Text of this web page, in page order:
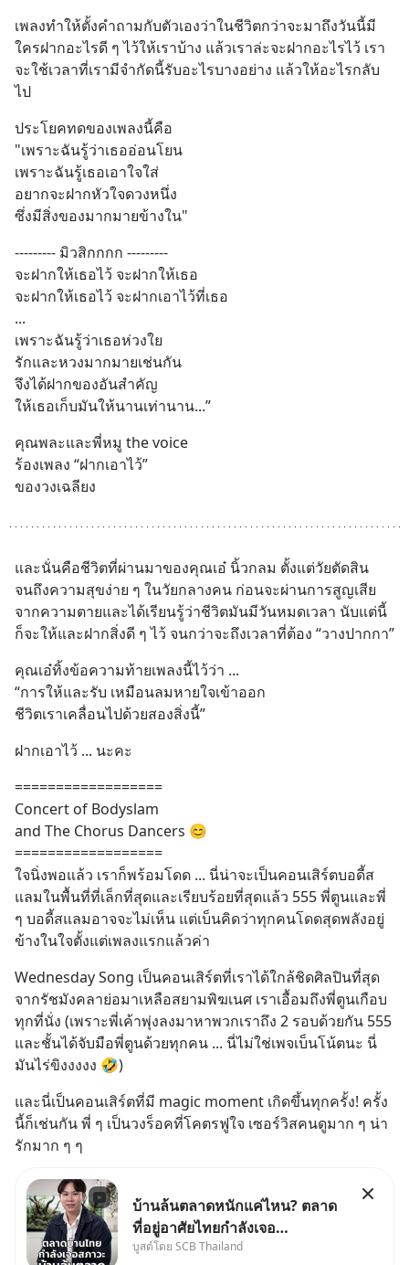
เพลงทำให้ตั้งคำถามกับตัวเองว่าในชีวิตกว่าจะมาถึงวันนี้มี
ใครฝากอะไรดี ๆ ไว้ให้เราบ้าง แล้วเราล่ะจะฝากอะไรไว้ เรา
จะใช้เวลาที่เรามีจำกัดนี้รับอะไรบางอย่าง แล้วให้อะไรกลับ
ไป
ประโยคทดของเพลงนี้คือ
"เพราะฉันรู้ว่าเธออ่อนโยน
เพราะฉันรู้เธอเอาใจใส่
อยากจะฝากหัวใจดวงหนึ่ง
ซึ่งมีสิ่งของมากมายข้างใน"
--------- มิวสิกกกก ---------
จะฝากให้เธอไว้ จะฝากให้เธอ
จะฝากให้เธอไว้ จะฝากเอาไว้ที่เธอ
...
เพราะฉันรู้ว่าเธอห่วงใย
รักและหวงมากมายเช่นกัน
จึงได้ฝากของอันสำคัญ
ให้เธอเก็บมันให้นานเท่านาน...”
คุณพละและพี่หมู the voice
ร้องเพลง “ฝากเอาไว้”
ของวงเฉลียง
และนั่นคือชีวิตที่ผ่านมาของคุณเอ๋ นิ้วกลม ตั้งแต่วัยตัดสิน
จนถึงความสุขง่าย ๆ ในวัยกลางคน ก่อนจะผ่านการสูญเสีย
จากความตายและได้เรียนรู้ว่าชีวิตมันมีวันหมดเวลา นับแต่นี้
ก็จะให้และฝากสิ่งดี ๆ ไว้ จนกว่าจะถึงเวลาที่ต้อง “วางปากกา”
คุณเอ๋ทิ้งข้อความท้ายเพลงนี้ไว้ว่า ...
“การให้และรับ เหมือนลมหายใจเข้าออก
ชีวิตเราเคลื่อนไปด้วยสองสิ่งนี้”
ฝากเอาไว้ ... นะคะ
==================
Concert of Bodyslam
and The Chorus Dancers 😊
==================
ใจนิ่งพอแล้ว เราก็พร้อมโดด ... นี่น่าจะเป็นคอนเสิร์ตบอดี้ส
แลมในพื้นที่ที่เล็กที่สุดและเรียบร้อยที่สุดแล้ว 555 พี่ตูนและพี่
ๆ บอดี้สแลมอาจจะไม่เห็น แต่เบ็นคิดว่าทุกคนโดดสุดพลังอยู่
ข้างในใจตั้งแต่เพลงแรกแล้วค่า
Wednesday Song เป็นคอนเสิร์ตที่เราได้ใกล้ชิดศิลปินที่สุด
จากรัชมังคลาย่อมาเหลือสยามพิฆเนศ เราเอื้อมถึงพี่ตูนเกือบ
ทุกที่นั่ง (เพราะพี่เค้าพุ่งลงมาหาพวกเราถึง 2 รอบด้วยกัน 555
และชั้นได้จับมือพี่ตูนด้วยทุกคน ... นี่ไม่ใช่เพจเบ็นโน้ตนะ นี่
มันไร่ขิงงงงง 🤣)
และนี่เป็นคอนเสิร์ตที่มี magic moment เกิดขึ้นทุกครั้ง! ครั้ง
นี้ก็เช่นกัน พี่ ๆ เป็นวงร็อคที่โคตรฟูใจ เซอร์วิสคนดูมาก ๆ น่า
รักมาก ๆ ๆ
บ้านล้นตลาดหนักแค่ไหน? ตลาด
ที่อยู่อาศัยไทยกำลังเจอ
Oversupply หนักกว่าที่คิด และ
บูสต์โดย SCB Thailand